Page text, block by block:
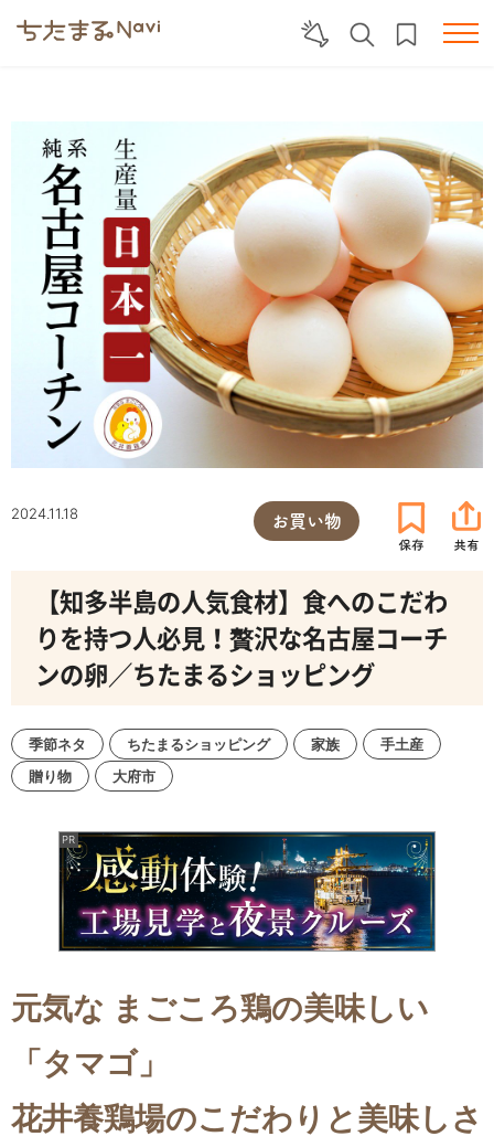
2024.11.18 お買い物
【知多半島の人気食材】食へのこだわ
りを持つ人必見！贅沢な名古屋コーチ
ンの卵／ちたまるショッピング
季節ネタ ちたまるショッピング 家族
手土産
贈り物
大府市
元気な まごころ鶏の美味しい
「タマゴ」
花井養鶏場のこだわり と美味しさ